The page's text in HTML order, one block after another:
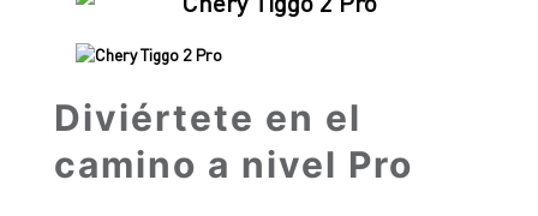
Diviértete en el
camino a nivel Pro